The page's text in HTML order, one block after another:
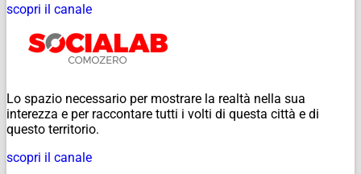
scopri il canale
Lo spazio necessario per mostrare la realtà nella sua
interezza e per raccontare tutti i volti di questa città e di
questo territorio.
scopri il canale